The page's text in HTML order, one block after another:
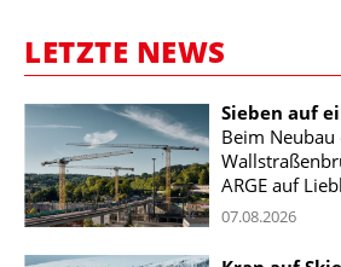
LETZTE NEWS
Sieben auf
Beim Neubau
ARGE auf
07.08.2026